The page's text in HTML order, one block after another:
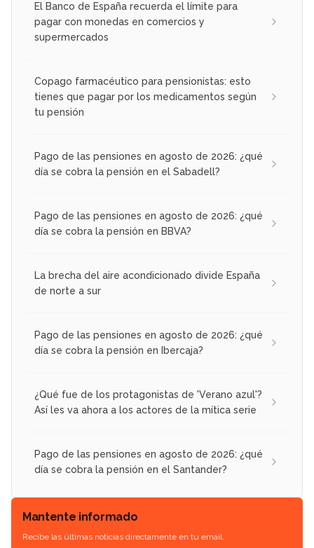
El Banco de España recuerda el límite para
pagar con monedas en comercios y
supermercados
Copago farmacéutico para pensionistas: esto
tienes que pagar por los medicamentos según
tu pensión
Pago de las pensiones en agosto de 2026: ¿qué
día se cobra la pensión en el Sabadell?
Pago de las pensiones en agosto de 2026: ¿qué
día se cobra la pensión en BBVA?
La brecha del aire acondicionado divide España
de norte a sur
Pago de las pensiones en agosto de 2026: ¿qué
día se cobra la pensión en Ibercaja?
¿Qué fue de los protagonistas de 'Verano azul'?
Así les va ahora a los actores de la mítica serie
Pago de las pensiones en agosto de 2026: ¿qué
día se cobra la pensión en el Santander?
Mantente informado
Recibe las últimas noticias directamente en tu email.